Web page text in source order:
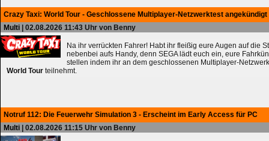
Crazy Taxi: World Tour - Geschlossene Multiplayer-Netzwerktest angekündigt
Multi | 02.08.2026 11:43 Uhr von Benny
Na ihr verrückten Fahrer! Habt ihr fleißig eure Augen auf die
nebenbei aufs Handy, denn SEGA lädt euch ein, eure
stellen indem ihr an dem geschlossenen Multiplayer-
World Tour teilnehmt.
Notruf 112: Die Feuerwehr Simulation 3 - Erscheint im Early Access für PC
Multi | 02.08.2026 11:15 Uhr von Benny